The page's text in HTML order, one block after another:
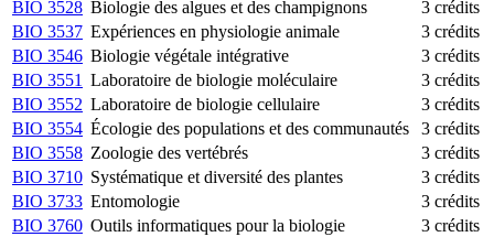
BIO 3528 Biologie des algues et des champignons
3 crédits
BIO 3537 Expériences en physiologie animale
3 crédits
BIO 3546 Biologie végétale intégrative
3 crédits
BIO 3551 Laboratoire de biologie moléculaire
3 crédits
BIO 3552 Laboratoire de biologie cellulaire
3 crédits
BIO 3554 Écologie des populations et des communautés
3 crédits
BIO 3558 Zoologie des vertébrés
3 crédits
BIO 3710 Systématique et diversité des plantes
3 crédits
BIO 3733 Entomologie
3 crédits
BIO 3760 Outils informatiques pour la biologie
3 crédits